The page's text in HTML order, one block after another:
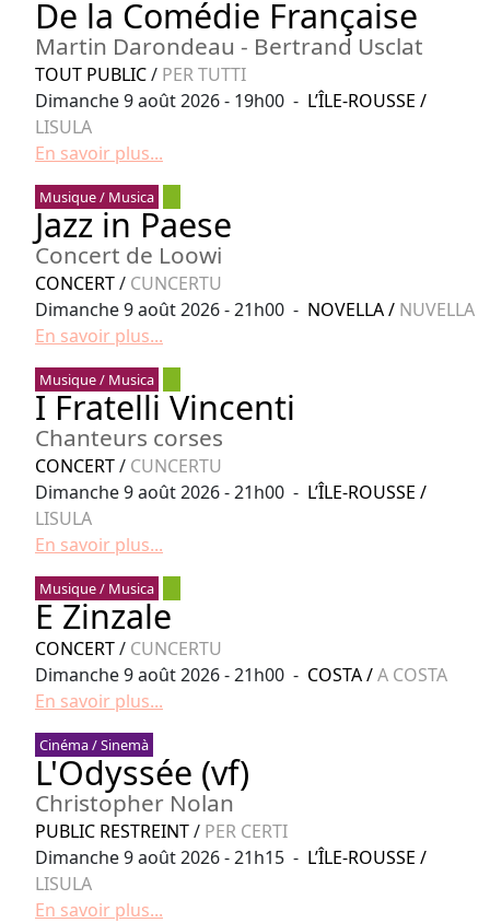
De la Comédie Française
Martin Darondeau - Bertrand Usclat
TOUT PUBLIC/ PER TUTTI
Dimanche 9 août 2026 - 19h00 - L’ÎLE-ROUSSE /
LISULA
En savoir plus...
Musique / Musica
Jazz in Paese
Concert de Loowi
CONCERT/ CUNCERTU
Dimanche 9 août 2026 - 21h00 - NOVELLA/ NUVELLA
En savoir plus...
Musique / Musica
I Fratelli Vincenti
Chanteurs corses
CONCERT/ CUNCERTU
Dimanche 9 août 2026 - 21h00 - L’ÎLE-ROUSSE /
LISULA
En savoir plus...
Musique / Musica
E Zinzale
CONCERT/ CUNCERTU
Dimanche 9 août 2026 - 21h00 - COSTA/A COSTA
En savoir plus...
Cinéma / Sinemà
L'Odyssée (vf)
Christopher Nolan
PUBLIC RESTREINT/ PER CERTI
Dimanche 9 août 2026 - 21h15 - L’ÎLE-ROUSSE /
LISULA
En savoir plus...